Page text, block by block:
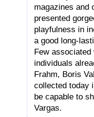
magazines and
presented
playfulness in
a good long-
Few associated
individuals
Frahm, Boris
collected today
be capable to
Vargas.